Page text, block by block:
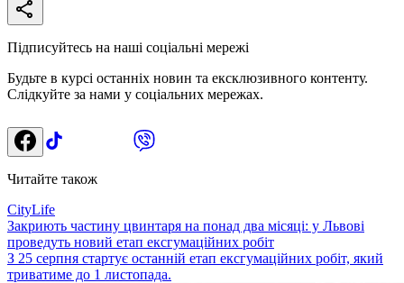
Підписуйтесь на наші соціальні мережі
Будьте в курсі останніх новин та ексклюзивного контенту.
Слідкуйте за нами у соціальних мережах.
Читайте також
CityLife
Закриють частину цвинтаря на понад два місяці: у Львові
проведуть новий етап ексгумаційних робіт
З 25 серпня стартує останній етап ексгумаційних робіт, який
триватиме до 1 листопада.